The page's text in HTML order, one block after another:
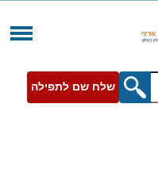
שלח שם לתפילה